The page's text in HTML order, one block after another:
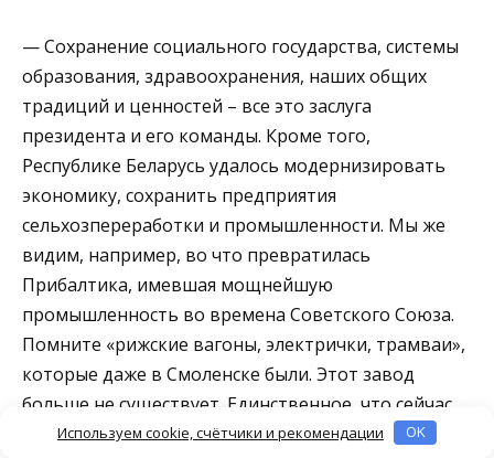
— Сохранение социального государства, системы
образования, здравоохранения, наших общих
традиций и ценностей – все это заслуга
президента и его команды. Кроме того,
Республике Беларусь удалось модернизировать
экономику, сохранить предприятия
сельхозпереработки и промышленности. Мы же
видим, например, во что превратилась
Прибалтика, имевшая мощнейшую
промышленность во времена Советского Союза.
Помните «рижские вагоны, электрички, трамваи»,
которые даже в Смоленске были. Этот завод
больше не существует. Единственное, что сейчас
осталось у них, — это часть туризма и часть
Используем cookie, счётчики и рекомендации OK